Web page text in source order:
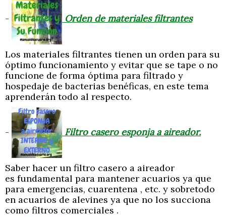
- Orden de materiales filtrantes
Los materiales filtrantes tienen un orden para su
óptimo funcionamiento y evitar que se tape o no
funcione de forma óptima para filtrado y
hospedaje de bacterias benéficas, en este tema
aprenderán todo al respecto.
- Filtro casero esponja a aireador.
Saber hacer un filtro casero a aireador
es fundamental para mantener acuarios ya que
para emergencias, cuarentena , etc. y sobretodo
en acuarios de alevines ya que no los succiona
como filtros comerciales .